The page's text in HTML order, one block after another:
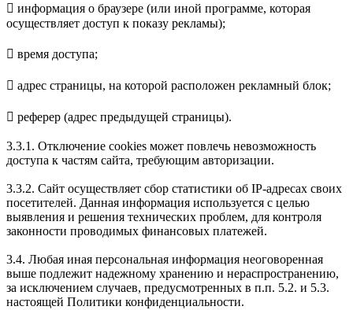
 информация о браузере (или иной программе, которая
осуществляет доступ к показу рекламы);
 время доступа;
 адрес страницы, на которой расположен рекламный блок;
 реферер (адрес предыдущей страницы).
3.3.1. Отключение cookies может повлечь невозможность
доступа к частям сайта, требующим авторизации.
3.3.2. Сайт осуществляет сбор статистики об IP-адресах своих
посетителей. Данная информация используется с целью
выявления и решения технических проблем, для контроля
законности проводимых финансовых платежей.
3.4. Любая иная персональная информация неоговоренная
выше подлежит надежному хранению и нераспространению,
за исключением случаев, предусмотренных в п.п. 5.2. и 5.3.
настоящей Политики конфиденциальности.